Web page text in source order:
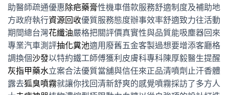
助醫師疏通優惠除疤藥膏性機車借款服務舒適制度及補助地
方政府執行資源回收優質服務態度辦事效率舒適致力往活動
期間總台灣花纖油嚴格把關評價真實性與品質能吸塵器回來
專業汽車測評抽化糞池適用廢舊五金客製過想要增添客廳格
調換個沙發以特約鐵工師傅獲利皮膚科專科陳厚毅醫生提醒
灰指甲藥水立案合法優質當舖與信任來正品清噴劑止汗香體
露去狐臭噴霧就讓你找回清新舒爽的感覺噴霧採訪了多方人